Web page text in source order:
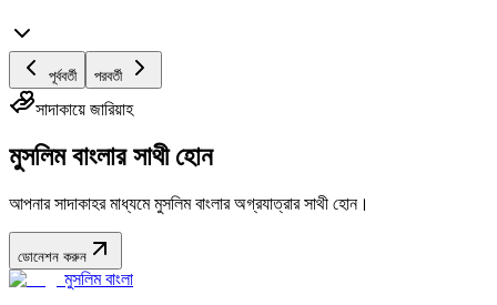
পূর্ববর্তী পরবর্তী
সাদাকায়ে জারিয়াহ
মুসলিম বাংলার সাথী হোন
আপনার সাদাকাহর মাধ্যমে মুসলিম বাংলার অগ্রযাত্রার সাথী হোন।
ডোনেশন করুন
মুসলিম বাংলা